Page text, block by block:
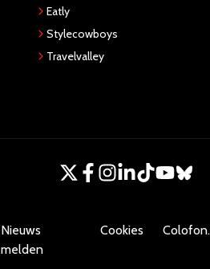
Eatly
Stylecowboys
Travelvalley
Nieuws
melden
Cookies Colofon.